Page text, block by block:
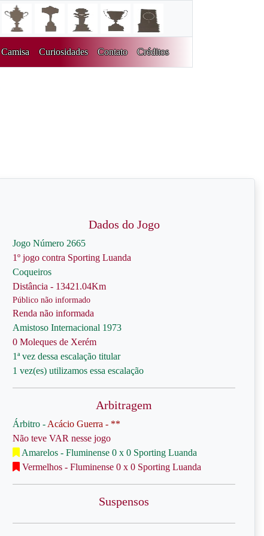
Camisa Curiosidades Contato Créditos
Dados do Jogo
Jogo Número 2665
1º jogo contra Sporting Luanda
Coqueiros
Distância - 13421.04Km
Público não informado
Renda não informada
Amistoso Internacional 1973
0 Moleques de Xerém
1ª vez dessa escalação titular
1 vez(es) utilizamos essa escalação
Arbitragem
Árbitro - Acácio Guerra - **
Não teve VAR nesse jogo
Amarelos - Fluminense 0 x 0 Sporting Luanda
Vermelhos - Fluminense 0 x 0 Sporting Luanda
Suspensos